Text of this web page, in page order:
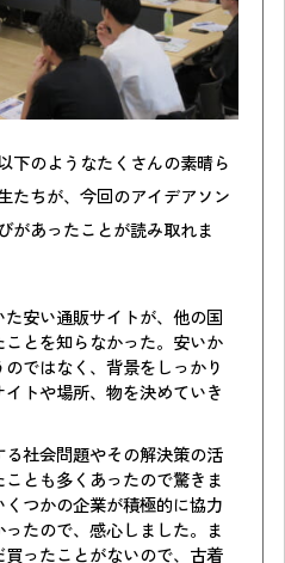
下のようなたくさんの素晴ら
たちが、今回のアイデアソン
があったことが読み取れま
安い通販サイトが、他の国
とを知らなかった。安いか
ではなく、背景をしっかり
トや場所、物を決めていき
社会問題やその解決策の活
とも多くあったので驚きま
つかの企業が積極的に協力
たので、感心しました。ま
ったことがないので、古着